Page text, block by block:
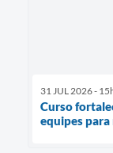
31 JUL 2026 -
Curso
equipes para